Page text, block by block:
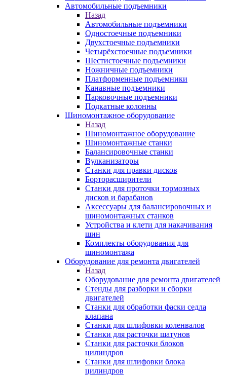
Автомобильные подъемники
Назад
Автомобильные подъемники
Одностоечные подъемники
Двухстоечные подъемники
Четырёхстоечные подъемники
Шестистоечные подъемники
Ножничные подъемники
Платформенные подъемники
Канавные подъемники
Парковочные подъемники
Подкатные колонны
Шиномонтажное оборудование
Назад
Шиномонтажное оборудование
Шиномонтажные станки
Балансировочные станки
Вулканизаторы
Станки для правки дисков
Борторасширители
Станки для проточки тормозных
дисков и барабанов
Аксессуары для балансировочных и
шиномонтажных станков
Устройства и клети для накачивания
шин
Комплекты оборудования для
шиномонтажа
Оборудование для ремонта двигателей
Назад
Оборудование для ремонта двигателей
Стенды для разборки и сборки
двигателей
Станки для обработки фаски седла
клапана
Станки для шлифовки коленвалов
Станки для расточки шатунов
Станки для расточки блоков
цилиндров
Станки для шлифовки блока
цилиндров